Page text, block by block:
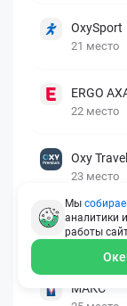
OxySport
21 место
ERGO
22 место
Oxy
23 место
УралСиб
24 место
МАКС
Мы
аналитики
работы